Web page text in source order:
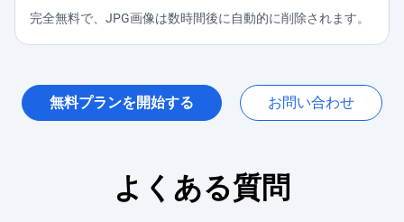
完全無料で、JPG画像は数時間後に自動的に削除されます。
無料プランを開始する お問い合わせ
よくある質問